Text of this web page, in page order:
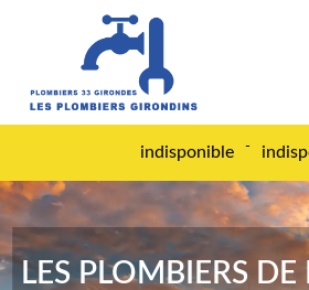
indisponible -
LES PLOMBIERS